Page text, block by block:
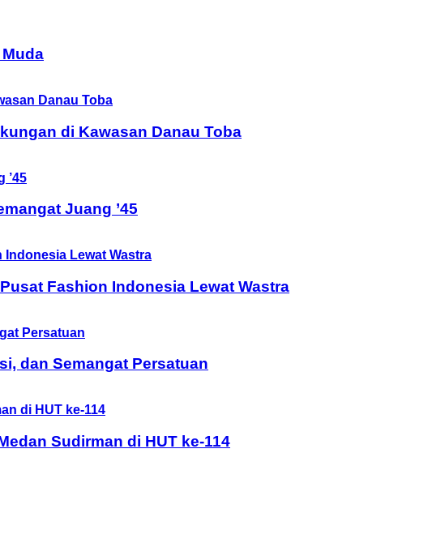
di Kawasan Danau Toba
Juang ’45
Fashion Indonesia Lewat Wastra
dan Semangat Persatuan
Sudirman di HUT ke-114